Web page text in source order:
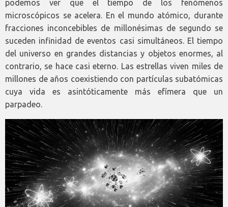
podemos ver que el tiempo de los fenómenos
microscópicos se acelera. En el mundo atómico, durante
fracciones inconcebibles de millonésimas de segundo se
suceden infinidad de eventos casi simultáneos. El tiempo
del universo en grandes distancias y objetos enormes, al
contrario, se hace casi eterno. Las estrellas viven miles de
millones de años coexistiendo con partículas subatómicas
cuya vida es asintóticamente más efímera que un
parpadeo.